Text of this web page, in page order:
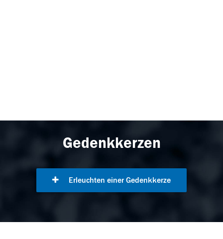
Gedenkkerzen
Erleuchten einer Gedenkkerze